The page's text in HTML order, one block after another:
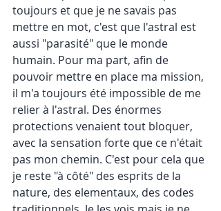
toujours et que je ne savais pas
mettre en mot, c'est que l'astral est
aussi "parasité" que le monde
humain. Pour ma part, afin de
pouvoir mettre en place ma mission,
il m'a toujours été impossible de me
relier à l'astral. Des énormes
protections venaient tout bloquer,
avec la sensation forte que ce n'était
pas mon chemin. C'est pour cela que
je reste "à côté" des esprits de la
nature, des elementaux, des codes